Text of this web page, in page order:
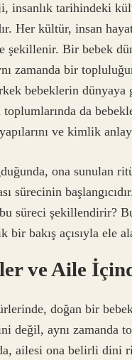
insanlık tarihindeki
Her kültür, insan
şekillenir. Bir bebek
zamanda bir
bebeklerin
da
ve kimlik
ona sunulan
sürecinin
süreci şekillendirir?
bir bakış açısıyla ele
ve Aile
doğan bir
değil, aynı
ailesi ona belirli dini